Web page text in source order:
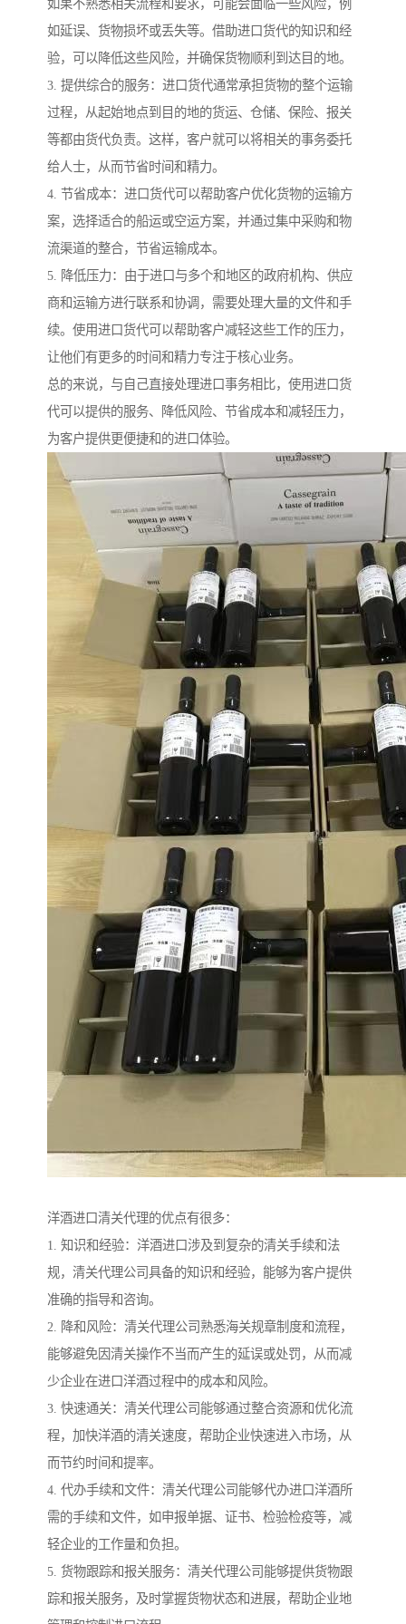
如果不熟悉相关流程和要求，可能会面临一些风险，例
如延误、货物损坏或丢失等。借助进口货代的知识和经
验，可以降低这些风险，并确保货物顺利到达目的地。
3. 提供综合的服务：进口货代通常承担货物的整个运输
过程，从起始地点到目的地的货运、仓储、保险、报关
等都由货代负责。这样，客户就可以将相关的事务委托
给人士，从而节省时间和精力。
4. 节省成本：进口货代可以帮助客户优化货物的运输方
案，选择适合的船运或空运方案，并通过集中采购和物
流渠道的整合，节省运输成本。
5. 降低压力：由于进口与多个和地区的政府机构、供应
商和运输方进行联系和协调，需要处理大量的文件和手
续。使用进口货代可以帮助客户减轻这些工作的压力，
让他们有更多的时间和精力专注于核心业务。
总的来说，与自己直接处理进口事务相比，使用进口货
代可以提供的服务、降低风险、节省成本和减轻压力，
为客户提供更便捷和的进口体验。
洋酒进口清关代理的优点有很多：
1. 知识和经验：洋酒进口涉及到复杂的清关手续和法
规，清关代理公司具备的知识和经验，能够为客户提供
准确的指导和咨询。
2. 降和风险：清关代理公司熟悉海关规章制度和流程，
能够避免因清关操作不当而产生的延误或处罚，从而减
少企业在进口洋酒过程中的成本和风险。
3. 快速通关：清关代理公司能够通过整合资源和优化流
程，加快洋酒的清关速度，帮助企业快速进入市场，从
而节约时间和提率。
4. 代办手续和文件：清关代理公司能够代办进口洋酒所
需的手续和文件，如申报单据、证书、检验检疫等，减
轻企业的工作量和负担。
5. 货物跟踪和报关服务：清关代理公司能够提供货物跟
踪和报关服务，及时掌握货物状态和进展，帮助企业地